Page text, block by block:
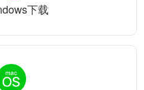
下载